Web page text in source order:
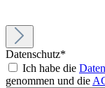
Datenschutz*
Ich habe die
genommen und die